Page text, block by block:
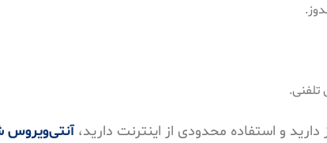
تلفنی.
دارید و استفاده محدودی از اینترنت دارید،آنتی‌ویروس